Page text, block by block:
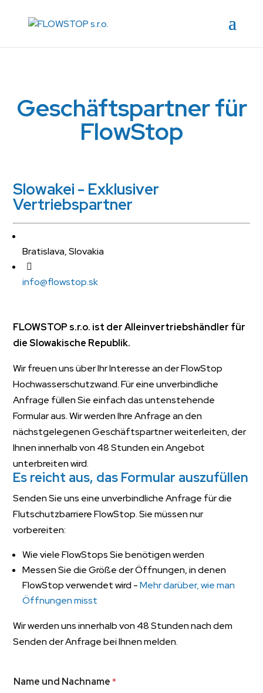
Geschäftspartner für
FlowStop
Slowakei - Exklusiver
Vertriebspartner
Bratislava, Slovakia
info@flowstop.sk
FLOWSTOP s.r.o. ist der Alleinvertriebshändler für
die Slowakische Republik.
Wir freuen uns über Ihr Interesse an der FlowStop
Hochwasserschutzwand. Für eine unverbindliche
Anfrage füllen Sie einfach das untenstehende
Formular aus. Wir werden Ihre Anfrage an den
nächstgelegenen Geschäftspartner weiterleiten, der
Ihnen innerhalb von 48 Stunden ein Angebot
unterbreiten wird.
Es reicht aus, das Formular auszufüllen
Senden Sie uns eine unverbindliche Anfrage für die
Flutschutzbarriere FlowStop. Sie müssen nur
vorbereiten:
Wie viele FlowStops Sie benötigen werden
Messen Sie die Größe der Öffnungen, in denen
FlowStop verwendet wird -Mehr darüber, wie man
Öffnungen misst
Wir werden uns innerhalb von 48 Stunden nach dem
Senden der Anfrage bei Ihnen melden.
Name und Nachname*